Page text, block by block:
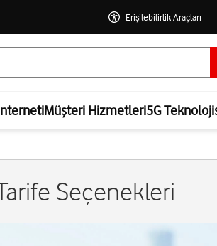
Erişilebilirlik Araçları
Müşteri Hizmetleri5G
Seçenekleri